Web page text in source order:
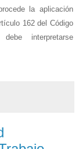
la aplicación
162 del Código
interpretarse